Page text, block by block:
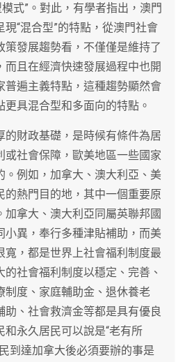
式”。對此，有學者指出，澳門
“混合型”的特點，從澳門社會
策發展趨勢看，不僅僅是維持了
而且在經濟快速發展過程中也開
普遍主義特點，這種趨勢顯然會
具混合型和多面向的特點。
的財政基礎，是時候有條件為居
或社會保障，歐美地區一些國家
。例如，加拿大、澳大利亞、美
的熱門目的地，其中一個重要原
加拿大、澳大利亞同屬英聯邦國
小異，奉行多種津貼補助，而美
寬，都是世界上社會福利制度最
社會福利制度以穩定、完善、
制度、家庭輔助金、退休養老
助、社會救濟金等都是具有優良
和永久居民可以說是“老有所
到達加拿大後必須要辦的事是